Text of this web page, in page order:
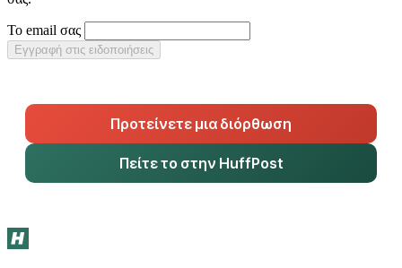
Το email σας
Εγγραφή στις ειδοποιήσεις
Προτείνετε μια διόρθωση
Πείτε το στην HuffPost